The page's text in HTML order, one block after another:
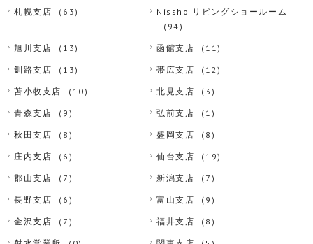
札幌支店 (63)
Nissho リビングショールーム
(94)
旭川支店 (13) 函館支店 (11)
釧路支店 (13) 帯広支店 (12)
苫小牧支店 (10) 北見支店 (3)
青森支店 (9) 弘前支店 (1)
秋田支店 (8) 盛岡支店 (8)
庄内支店 (6) 仙台支店 (19)
郡山支店 (7) 新潟支店 (7)
長野支店 (6) 富山支店 (9)
金沢支店 (7) 福井支店 (8)